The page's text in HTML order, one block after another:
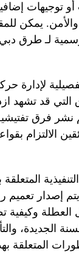
أو توجيهات
يمكن
لـ طرق
لإدارة
قد تشهد
نشر فرق
الالتزام
المتعلقة
إصدار تعميم
وكيفية
الجديدة،
المتعلقة